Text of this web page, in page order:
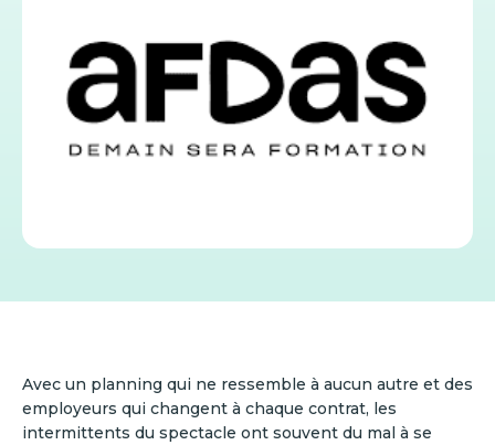
Avec un planning qui ne ressemble à aucun autre et des
employeurs qui changent à chaque contrat, les
intermittents du spectacle ont souvent du mal à se